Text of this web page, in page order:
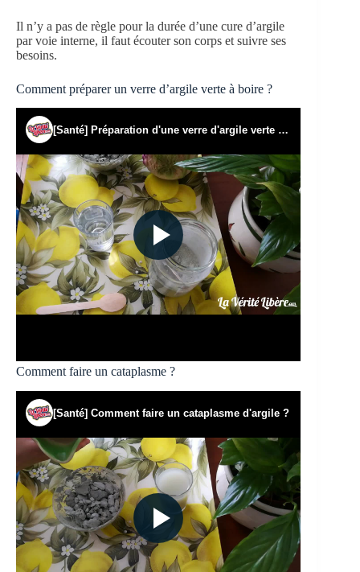
Il n’y a pas de règle pour la durée d’une cure d’argile
par voie interne, il faut écouter son corps et suivre ses
besoins.
Comment préparer un verre d’argile verte à boire ?
Comment faire un cataplasme ?